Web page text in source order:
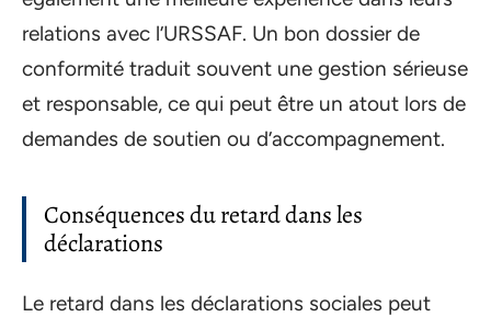
relations avec l’URSSAF. Un bon dossier de
conformité traduit souvent une gestion sérieuse
et responsable, ce qui peut être un atout lors de
demandes de soutien ou d’accompagnement.
Conséquences du retard dans les
déclarations
Le retard dans les déclarations sociales peut